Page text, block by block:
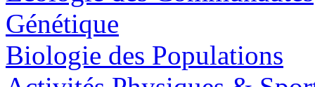
Génétique
Biologie des Populations